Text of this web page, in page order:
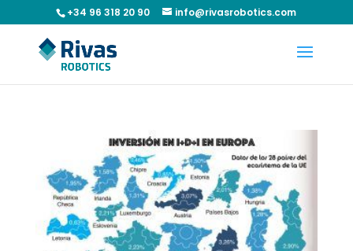
+34 96 318 20 90 info@rivasrobotics.com